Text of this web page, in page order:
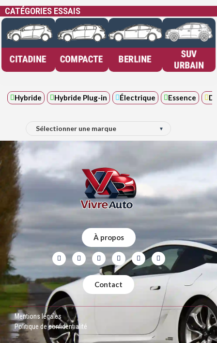
CATÉGORIES ESSAIS
Hybride Hybride Plug-in Électrique Essence
À propos
Contact
Mentions légales
Politique de confidentialité